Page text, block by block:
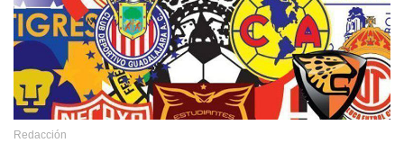
Redacción